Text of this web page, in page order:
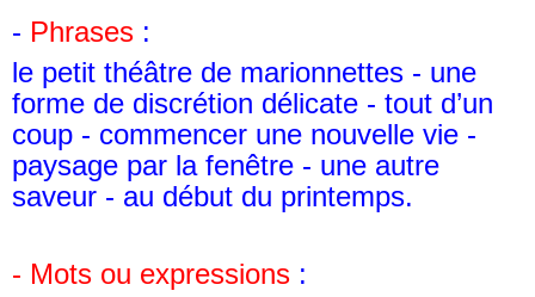
- Phrases :
le petit théâtre de marionnettes - une
forme de discrétion délicate - tout d’un
coup - commencer une nouvelle vie -
paysage par la fenêtre - une autre
saveur - au début du printemps.
- Mots ou expressions :